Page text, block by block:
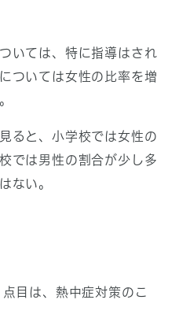
いては、特に指導はされ
ついては女性の比率を増
ると、小学校では女性の
では男性の割合が少し多
ない。
目は、熱中症対策のこ